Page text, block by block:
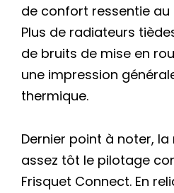
de confort ressentie
Plus de radiateurs
de bruits de mise en
une impression
thermique.
Dernier point à noter,
assez tôt le pilotage
Frisquet Connect. En